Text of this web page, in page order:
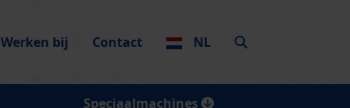
Werken bij Contact NL
Speciaalmachines